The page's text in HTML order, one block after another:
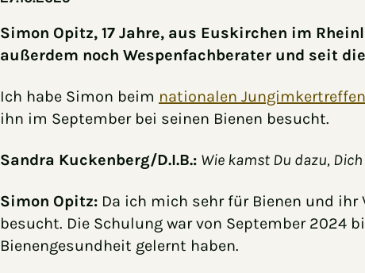
Simon Opitz, 17 Jahre, aus Euskirchen im
außerdem noch Wespenfachberater und seit
Ich habe Simon beim nationalen Jungimkertreffen
ihn im September bei seinen Bienen besucht.
Sandra Kuckenberg/D.I.B.: Wie kamst Du dazu,
Simon Opitz: Da ich mich sehr für Bienen und ihr
besucht. Die Schulung war von September 2024
Bienengesundheit gelernt haben.